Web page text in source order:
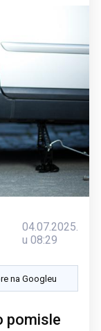
04.07.2025.
u 08:29
na Googleu
pomisle